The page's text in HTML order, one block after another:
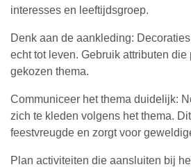
interesses en leeftijdsgroep.
Denk aan de aankleding:
echt tot leven. Gebruik attributen die
gekozen thema.
Communiceer het thema duidelijk:
zich te kleden volgens het thema.
feestvreugde en zorgt voor
Plan activiteiten die aansluiten bij